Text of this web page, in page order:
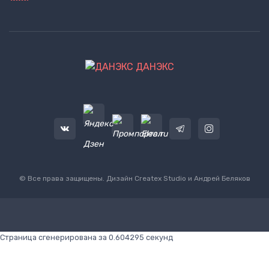
ДАНЭКС
© Все права защищены. Дизайн Createx Studio и Андрей Беляков
Страница сгенерирована за 0.604295 секунд